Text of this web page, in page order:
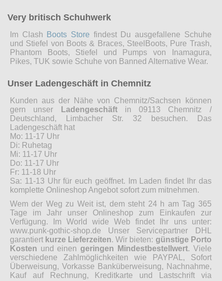
Very britisch Schuhwerk
Im Clash Boots Store findest Du ausgefallene Schuhe
und Stiefel von Boots & Braces, SteelBoots, Pure Trash,
Phantom Boots, Stiefel und Pumps von Inamagura,
Pikes, TUK sowie Schuhe von Banned Alternative Wear.
Unser Ladengeschäft in Chemnitz
Kunden aus der Nähe von Chemnitz/Sachsen können
gern unser
Ladengeschäftin 09113 Chemnitz /
Deutschland, Limbacher Str. 32 besuchen. Das
Ladengeschäft hat
Mo: 11-17 Uhr
Di: Ruhetag
Mi: 11-17 Uhr
Do: 11-17 Uhr
Fr: 11-18 Uhr
Sa: 11-13 Uhr für euch geöffnet. Im Laden findet Ihr das
komplette Onlineshop Angebot sofort zum mitnehmen.
Wem der Weg zu Weit ist, dem steht 24 h am Tag 365
Tage im Jahr unser Onlineshop zum Einkaufen zur
Verfügung. Im World wide Web findet Ihr uns unter:
www.punk-gothic-shop.de Unser Servicepartner DHL
garantiert kurze Lieferzeiten. Wir bieten: günstige Porto
Kosten und einengeringen Mindestbestellwert. Viele
verschiedene Zahlmöglichkeiten wie PAYPAL, Sofort
Überweisung, Vorkasse Banküberweisung, Nachnahme,
Kauf auf Rechnung, Kreditkarte und Lastschrift via